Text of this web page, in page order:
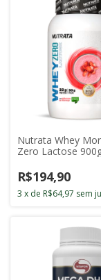
Nutrata Whey
Zero Lactose
R$194,90
3 x de R$64,97 sem